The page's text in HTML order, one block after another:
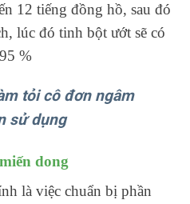
12 tiếng đồng hồ, sau đó
lúc đó tinh bột ướt sẽ có
%
tỏi cô đơn ngâm
sử dụng
dong
là việc chuẩn bị phần